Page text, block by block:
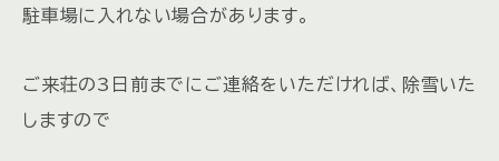
駐車場に入れない場合があります。
ご来荘の3日前までにご連絡をいただければ、除雪いた
しますので